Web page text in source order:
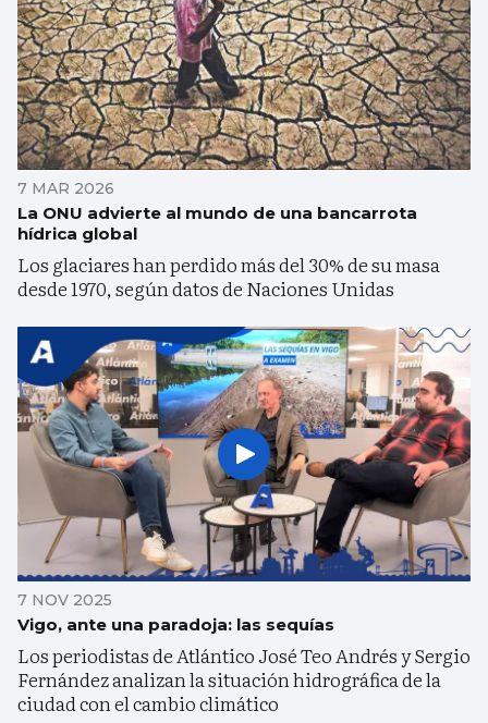
7 MAR 2026
La ONU advierte al mundo de una bancarrota
hídrica global
Los glaciares han perdido más del 30% de su masa
desde 1970, según datos de Naciones Unidas
7 NOV 2025
Vigo, ante una paradoja: las sequías
Los periodistas de Atlántico José Teo Andrés y Sergio
Fernández analizan la situación hidrográfica de la
ciudad con el cambio climático